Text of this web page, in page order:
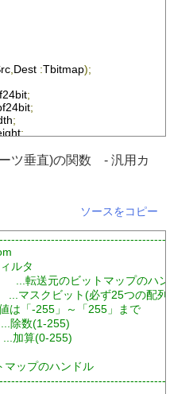
Dest :Tbitmap);
;
;
;
;
ツ垂直)の関数 - 汎用カ
ソースをコピー
ルタ
...転送元のビットマップのハンドル
...マスクビット(必ず25つの配列を
は「-255」～「255」まで
除数(1-255)
加算(0-255)
マップのハンドル